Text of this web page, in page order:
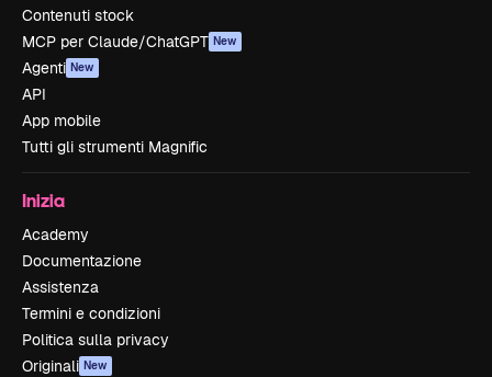
Contenuti stock
MCP per Claude/ChatGPT New
Agenti New
API
App mobile
Tutti gli strumenti Magnific
Inizia
Academy
Documentazione
Assistenza
Termini e condizioni
Politica sulla privacy
Originali New